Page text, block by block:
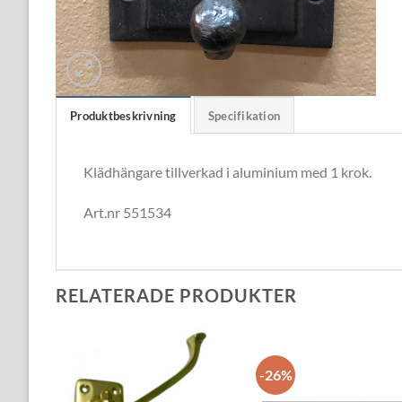
Produktbeskrivning Specifikation
Klädhängare tillverkad i aluminium med 1 krok.
Art.nr 551534
RELATERADE PRODUKTER
-26%